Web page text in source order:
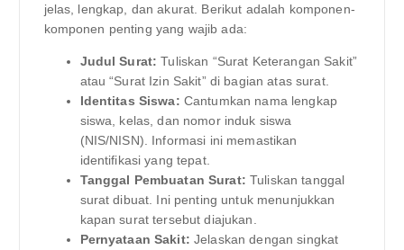
jelas, lengkap, dan akurat. Berikut adalah komponen-
komponen penting yang wajib ada:
Judul Surat: Tuliskan “Surat Keterangan Sakit”
atau “Surat Izin Sakit” di bagian atas surat.
Identitas Siswa: Cantumkan nama lengkap
siswa, kelas, dan nomor induk siswa
(NIS/NISN). Informasi ini memastikan
identifikasi yang tepat.
Tanggal Pembuatan Surat: Tuliskan tanggal
surat dibuat. Ini penting untuk menunjukkan
kapan surat tersebut diajukan.
Pernyataan Sakit: Jelaskan dengan singkat